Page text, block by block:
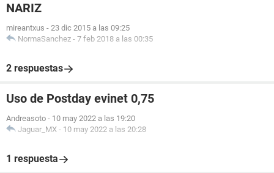
NARIZ
mireantxus - 23 dic 2015 a las 09:25
NormaSanchez - 7 feb 2018 a las 00:35
2 respuestas
Uso de Postday evinet 0,75
Andreasoto - 10 may 2022 a las 19:20
Jaguar_MX - 10 may 2022 a las 20:28
1 respuesta